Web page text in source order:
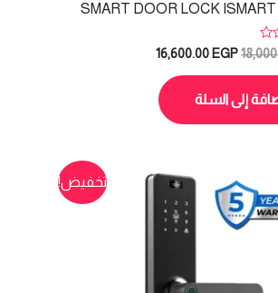
SMART DOOR LOCK ISMART
السعر
18,000.00 EGP.
16,600.00 EGP
السعر
إلى السلة
تخفيض!